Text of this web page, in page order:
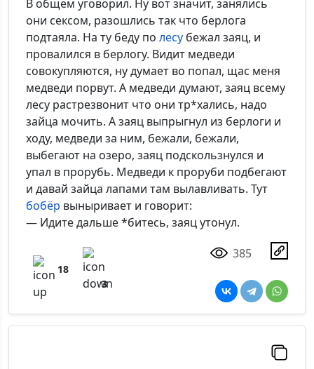
В общем уговорил. Ну вот значит, занялись
они сексом, разошлись так что берлога
подтаяла. На ту беду по лесу бежал заяц, и
провалился в берлогу. Видит медведи
совокупляются, ну думает во попал, щас меня
медведи порвут. А медведи думают, заяц всему
лесу растрезвонит что они тр*хались, надо
зайца мочить. А заяц выпрыгнул из берлоги и
ходу, медведи за ним, бежали, бежали,
выбегают на озеро, заяц подскользнулся и
упал в прорубь. Медведи к проруби подбегают
и давай зайца лапами там вылавливать. Тут
бобёр выныривает и говорит:
— Идите дальше *битесь, заяц утонул.
18
3
385